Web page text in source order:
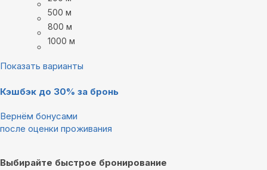
500 м
800 м
1000 м
Показать варианты
Кэшбэк до 30% за бронь
Вернём бонусами
после оценки проживания
Выбирайте быстрое бронирование